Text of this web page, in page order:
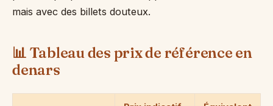
mais avec des billets douteux.
📊 Tableau des prix de référence en
denars